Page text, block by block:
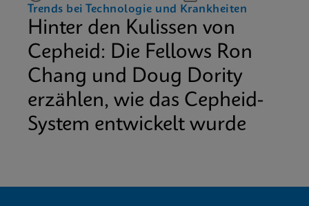
Trends bei Technologie und Krankheiten
Hinter den Kulissen von
Cepheid: Die Fellows Ron
Chang und Doug Dority
erzählen, wie das Cepheid-
System entwickelt wurde